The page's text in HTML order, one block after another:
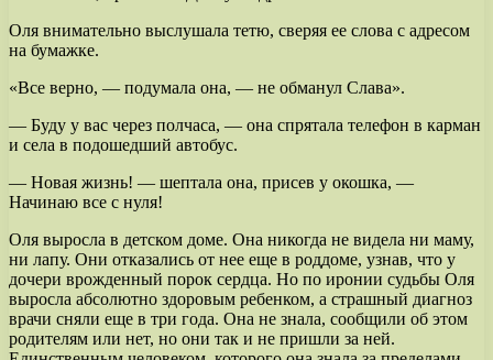
Оля внимательно выслушала тетю, сверяя ее слова с адресом
на бумажке.
«Все верно, — подумала она, — не обманул Слава».
— Буду у вас через полчаса, — она спрятала телефон в карман
и села в подошедший автобус.
— Новая жизнь! — шептала она, присев у окошка, —
Начинаю все с нуля!
Оля выросла в детском доме. Она никогда не видела ни маму,
ни лапу. Они отказались от нее еще в роддоме, узнав, что у
дочери врожденный порок сердца. Но по иронии судьбы Оля
выросла абсолютно здоровым ребенком, а страшный диагноз
врачи сняли еще в три года. Она не знала, сообщили об этом
родителям или нет, но они так и не пришли за ней.